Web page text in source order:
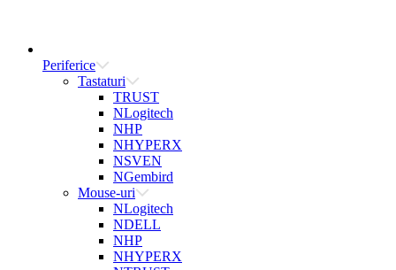
Periferice
Tastaturi
TRUST
NLogitech
NHP
NHYPERX
NSVEN
NGembird
Mouse-uri
NLogitech
NDELL
NHP
NHYPERX